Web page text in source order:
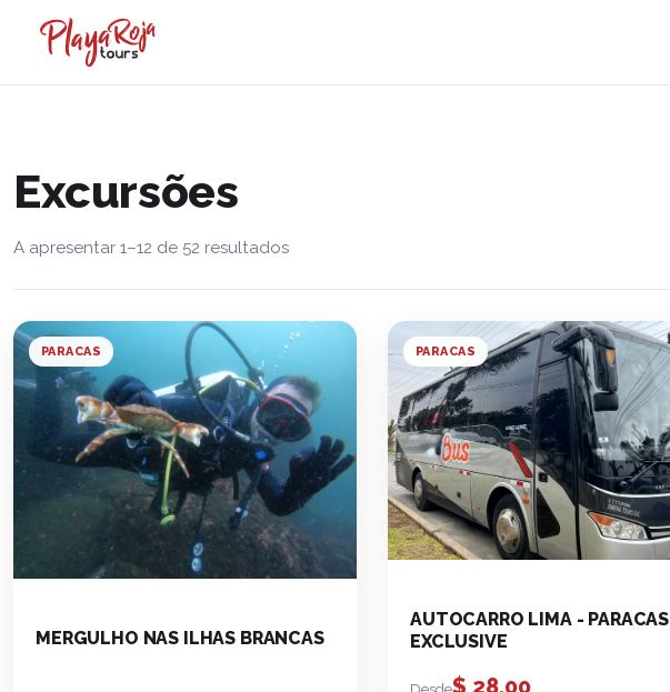
Excursões
A apresentar 1–12 de 52 resultados
PARACAS
MERGULHO NAS ILHAS BRANCAS
PARACAS
AUTOCARRO LIMA - PARACAS
EXCLUSIVE
$ 28.00